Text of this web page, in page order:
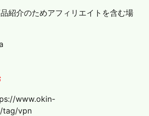
VPN
ま
す
紹介のためアフィリエイトを含む場
www.okin-
tag/vpn